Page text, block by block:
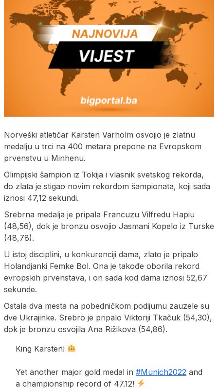
Norveški atletičar Karsten Varholm osvojio je zlatnu
medalju u trci na 400 metara prepone na Evropskom
prvenstvu u Minhenu.
Olimpijski šampion iz Tokija i vlasnik svetskog rekorda,
do zlata je stigao novim rekordom šampionata, koji sada
iznosi 47,12 sekundi.
Srebrna medalja je pripala Francuzu Vilfredu Hapiu
(48,56), dok je bronzu osvojio Jasmani Kopelo iz Turske
(48,78).
U istoj disciplini, u konkurenciji dama, zlato je pripalo
Holandjanki Femke Bol. Ona je takođe oborila rekord
evropskih prvenstava, i on sada kod dama iznosi 52,67
sekunde.
Ostala dva mesta na pobedničkom podijumu zauzele su
dve Ukrajinke. Srebro je pripalo Viktoriji Tkačuk (54,30),
dok je bronzu osvojila Ana Rižikova (54,86).
King Karsten!
Yet another major gold medal in #Munich2022 and
a championship record of 47.12!